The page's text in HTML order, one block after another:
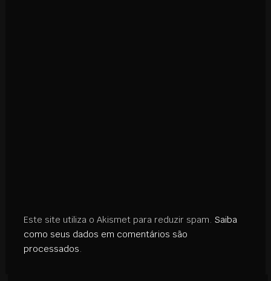
Este site utiliza o Akismet para reduzir spam. Saiba
como seus dados em comentários são
processados.